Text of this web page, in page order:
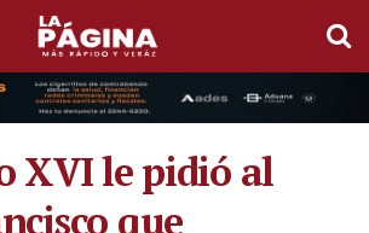
XVI le pidió al
que